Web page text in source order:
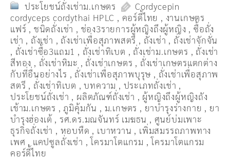
ประโยชน์ถั่งเช่าม.เกษตร
Cordycepin
cordyceps cordythai HPLC , คอร์ดี้ไทย , งานเกษตร
แฟร์ , ชนิดถั่งเช่า , ช่อง3รายการผู้หญิงถึงผู้หญิง ,ซื้อถั่ง
เช่า , ถังเช่า , ถังเช่าเพื่อสุภาพสตรี , ถั่งเช่า , ถั่งเช่าจักจั่น
, ถั่งเช่าซื้อ3แถม1 , ถั่งเช่าทิเบต , ถั่งเช่าม.เกษตร , ถั่งเช่า
สีทอง , ถั่งเช่าหิมะ , ถั่งเช่าเกษตร , ถั่งเช่าเกษตรแตกต่าง
กับที่อื่นอย่างไร , ถั่งเช่าเพื่อสุภาพบุรุษ , ถั่งเช่าเพื่อสุภาพ
สตรี , ถั่่งเช่าทิเบต ,บทความ , ประเภทถั่งเช่า ,
ประโยชน์ถั่งเช่า , ผลิตภัณฑ์ถั่งเช่า , ผู้หญิงถึงผู้หญิงถัง
เช้าม.เกษตร ,ภูมิคุ้มกัน , ม.เกษตร , ยาบำรุงร่างกาย , ยา
บำรุงฮ่องเต้ , รศ.ดร.มณจันทร์ เมฆธน , ศูนย์บ่มเพาะ
ธุรกิจถั่งเช่า , หอบหืด , เบาหวาน , เพิ่มสมรรถภาพทาง
เพศ , แคปซูลถั่งเช่า ,โครมาโตแกรม ,โครมาโตแกรม
คอร์ดี้ไทย